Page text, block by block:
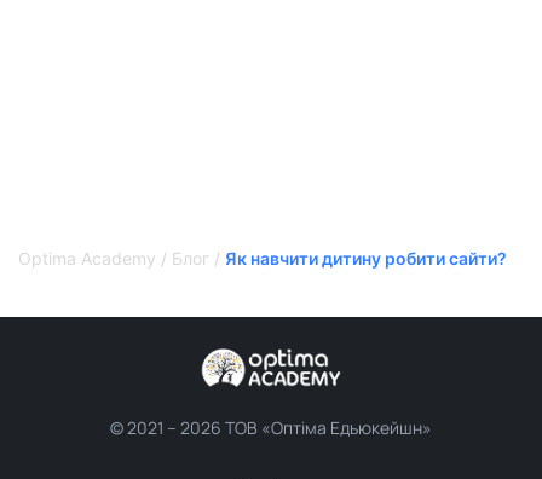
Optima Academy / Блог / Як навчити дитину робити сайти?
© 2021 – 2026 ТОВ «Оптіма Едьюкейшн»